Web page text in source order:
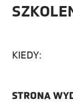
KIEDY:
STRONA